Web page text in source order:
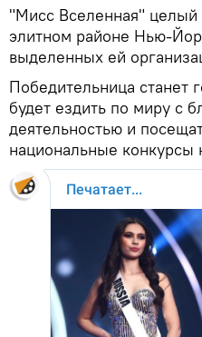
"Мисс Вселенная" целый
элитном районе Нью-
выделенных ей
Победительница станет
будет ездить по миру с
деятельностью и
национальные конкурсы